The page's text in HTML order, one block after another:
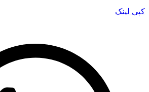
کپی لینک